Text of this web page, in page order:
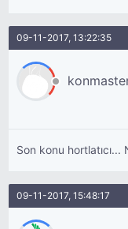
09-11-2017, 13:22:35
Son konu
09-11-2017, 15:48:17